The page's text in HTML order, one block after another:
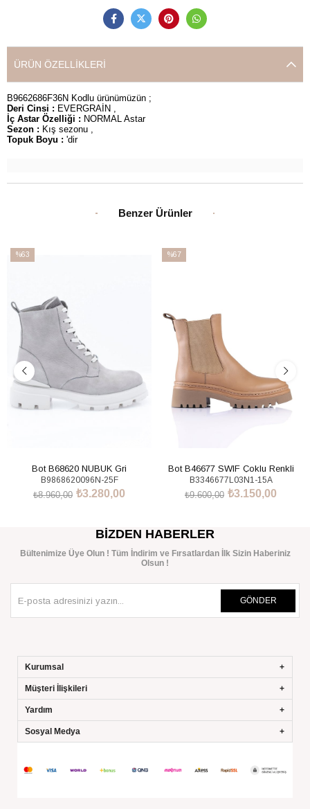
ÜRÜN ÖZELLIKLERI
B9662686F36N Kodlu ürünümüzün ;
Deri Cinsi : EVERGRAİN ,
İç Astar Özelliği : NORMAL Astar
Sezon : Kış sezonu ,
Topuk Boyu : 'dir
Benzer Ürünler
%63
Bot B68620 NUBUK Gri
B9868620096N-25F
₺3.280,00
₺8.960,00
%67
Bot B46677 SWIF Çoklu Renkli
B3346677L03N1-15A
₺3.150,00
₺9.600,00
BIZDEN HABERLER
Bültenimize Üye Olun ! Tüm İndirim ve Fırsatlardan İlk Sizin Haberiniz
Olsun !
GÖNDER
Kurumsal
Müşteri İlişkileri
Yardım
Sosyal Medya